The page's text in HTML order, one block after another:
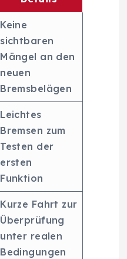
Keine
sichtbaren
Mängel an den
neuen
Bremsbelägen
Leichtes
Bremsen zum
Testen der
ersten
Funktion
Kurze Fahrt zur
Überprüfung
unter realen
Bedingungen